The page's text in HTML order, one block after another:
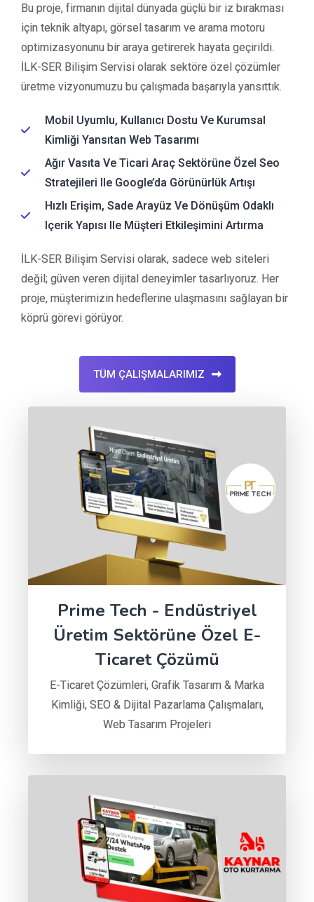
Bu proje, firmanın dijital dünyada güçlü bir iz bırakması
için teknik altyapı, görsel tasarım ve arama motoru
optimizasyonunu bir araya getirerek hayata geçirildi.
İLK-SER Bilişim Servisi olarak sektöre özel çözümler
üretme vizyonumuzu bu çalışmada başarıyla yansıttık.
Mobil Uyumlu, Kullanıcı Dostu Ve Kurumsal
Kimliği Yansıtan Web Tasarımı
Ağır Vasıta Ve Ticari Araç Sektörüne Özel Seo
Stratejileri Ile Google’da Görünürlük Artışı
Hızlı Erişim, Sade Arayüz Ve Dönüşüm Odaklı
Içerik Yapısı Ile Müşteri Etkileşimini Artırma
İLK-SER Bilişim Servisi olarak, sadece web siteleri
değil; güven veren dijital deneyimler tasarlıyoruz. Her
proje, müşterimizin hedeflerine ulaşmasını sağlayan bir
köprü görevi görüyor.
TÜM ÇALIŞMALARIMIZ
Prime Tech - Endüstriyel
Üretim Sektörüne Özel E-
Ticaret Çözümü
E-Ticaret Çözümleri, Grafik Tasarım & Marka
Kimliği, SEO & Dijital Pazarlama Çalışmaları,
Web Tasarım Projeleri